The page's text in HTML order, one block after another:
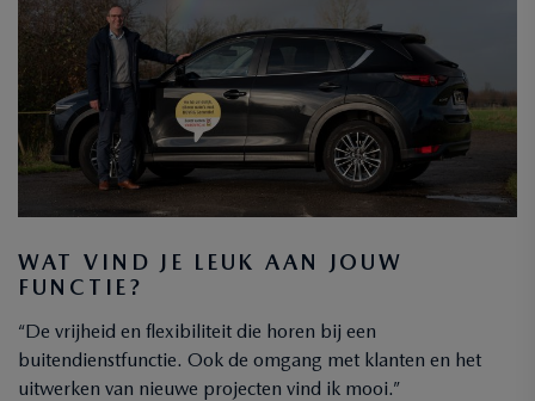
WAT VIND JE LEUK AAN JOUW
FUNCTIE?
“De vrijheid en flexibiliteit die horen bij een
buitendienstfunctie. Ook de omgang met klanten en het
uitwerken van nieuwe projecten vind ik mooi.”